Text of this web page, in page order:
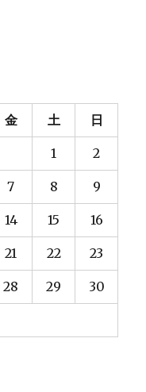
金 土 日
1 2
7 8 9
14 15 16
21 22 23
28 29 30